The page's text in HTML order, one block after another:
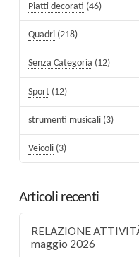
Piatti decorati (46)
Quadri (218)
Senza Categoria (12)
Sport (12)
strumenti musicali (3)
Veicoli (3)
Articoli recenti
RELAZIONE
maggio 2026